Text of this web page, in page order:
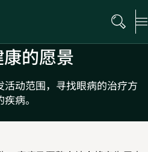
的愿景
动范围，寻找眼病的治疗方
病。